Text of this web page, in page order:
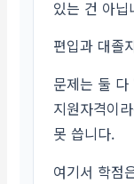
있는 건 아닙
편입과 대졸
문제는 둘 다
지원자격이
못 씁니다.
여기서 학점